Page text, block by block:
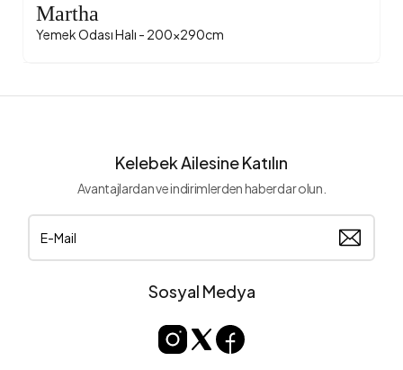
Martha
Yemek Odası Halı - 200x290cm
Kelebek Ailesine Katılın
Avantajlardan ve indirimlerden haberdar olun.
Sosyal Medya